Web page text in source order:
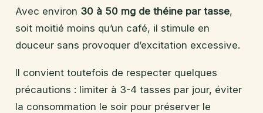
Avec environ 30 à 50 mg de théine par tasse,
soit moitié moins qu’un café, il stimule en
douceur sans provoquer d’excitation excessive.
Il convient toutefois de respecter quelques
précautions : limiter à 3-4 tasses par jour, éviter
la consommation le soir pour préserver le